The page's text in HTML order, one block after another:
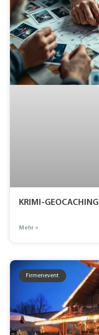
KRIMI-GEOCACHING
Mehr »
Firmenevent